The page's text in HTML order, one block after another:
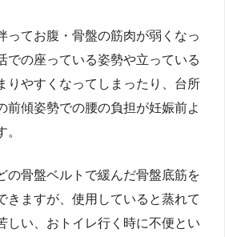
ってお腹・骨盤の筋肉が弱くなっ
での座っている姿勢や立っている
りやすくなってしまったり、台所
前傾姿勢での腰の負担が妊娠前よ
の骨盤ベルトで緩んだ骨盤底筋を
きますが、使用していると蒸れて
しい、おトイレ行く時に不便とい